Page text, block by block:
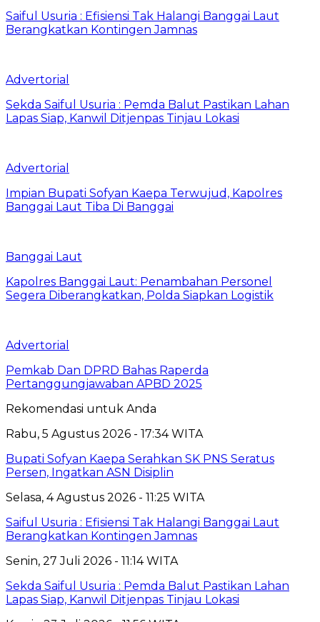
Saiful Usuria : Efisiensi Tak Halangi Banggai Laut
Berangkatkan Kontingen Jamnas
Advertorial
Sekda Saiful Usuria : Pemda Balut Pastikan Lahan
Lapas Siap, Kanwil Ditjenpas Tinjau Lokasi
Advertorial
Impian Bupati Sofyan Kaepa Terwujud, Kapolres
Banggai Laut Tiba Di Banggai
Banggai Laut
Kapolres Banggai Laut: Penambahan Personel
Segera Diberangkatkan, Polda Siapkan Logistik
Advertorial
Pemkab Dan DPRD Bahas Raperda
Pertanggungjawaban APBD 2025
Rekomendasi untuk Anda
Rabu, 5 Agustus 2026 - 17:34 WITA
Bupati Sofyan Kaepa Serahkan SK PNS Seratus
Persen, Ingatkan ASN Disiplin
Selasa, 4 Agustus 2026 - 11:25 WITA
Saiful Usuria : Efisiensi Tak Halangi Banggai Laut
Berangkatkan Kontingen Jamnas
Senin, 27 Juli 2026 - 11:14 WITA
Sekda Saiful Usuria : Pemda Balut Pastikan Lahan
Lapas Siap, Kanwil Ditjenpas Tinjau Lokasi